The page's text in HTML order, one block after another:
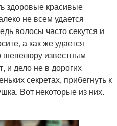
здоровые красивые
не всем удается
волосы часто секутся и
а как же удается
шевелюру известным
и дело не в дорогих
секретах, прибегнуть к
Вот некоторые из них.